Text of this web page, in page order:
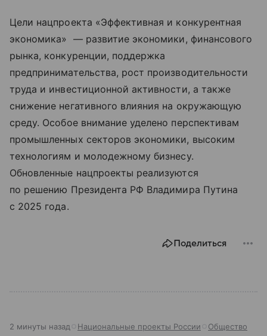
Цели нацпроекта «Эффективная и конкурентная
экономика» — развитие экономики, финансового
рынка, конкуренции, поддержка
предпринимательства, рост производительности
труда и инвестиционной активности, а также
снижение негативного влияния на окружающую
среду. Особое внимание уделено перспективам
промышленных секторов экономики, высоким
технологиям и молодежному бизнесу.
Обновленные нацпроекты реализуются
по решению Президента РФ Владимира Путина
с 2025 года.
Поделиться
2 минуты назад Национальные проекты России Общество